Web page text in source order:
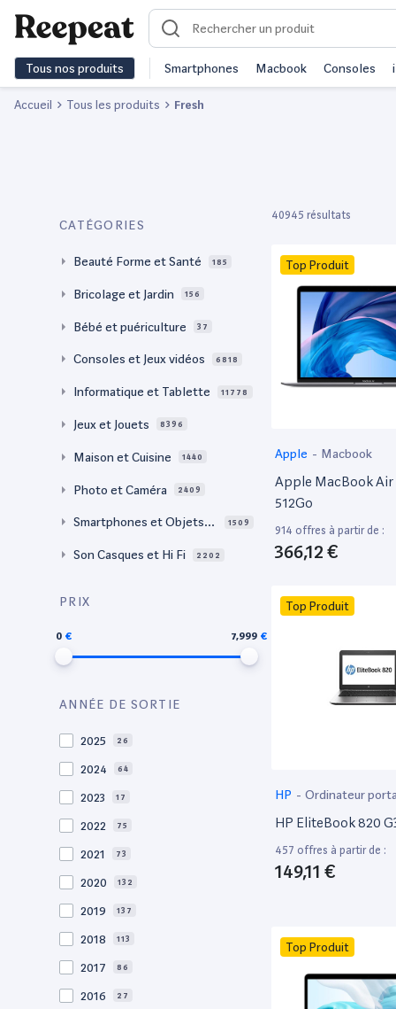
Tous nos produits Smartphones Macbook Consoles
Accueil Tous les produits Fresh
CATÉGORIES
Beauté Forme et Santé 185
Bricolage et Jardin 156
Bébé et puériculture 37
Consoles et Jeux vidéos 6818
Informatique et Tablette 11778
Jeux et Jouets 8396
Maison et Cuisine 1440
Photo et Caméra 2409
Smartphones et Objets c
1509
Son Casques et Hi Fi 2202
PRIX
0 7,999
ANNÉE DE SORTIE
2025 26
2024 64
2023 17
2022 75
2021 73
2020 132
2019 137
2018 113
2017 86
2016 27
40945 résultats
Top Produit
Apple - Macbook
Apple MacBook Air
512Go
914 offres à partir de :
366,12 €
Top Produit
HP - Ordinateur
HP EliteBook 820
457 offres à partir de :
149,11 €
Top Produit